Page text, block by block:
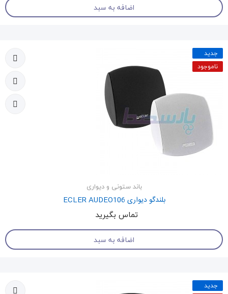
اضافه به سبد
جدید
ناموجود
باند ستونی و دیواری
بلندگو دیواری ECLER AUDEO106
تماس بگیرید
اضافه به سبد
جدید